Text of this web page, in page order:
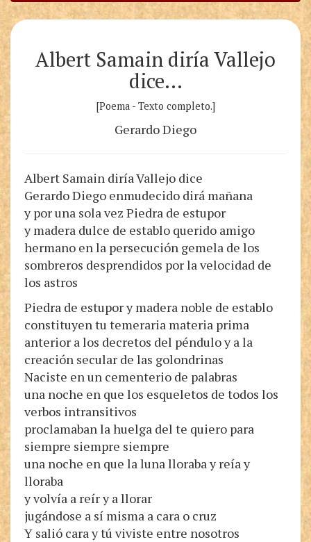
Albert Samain diría Vallejo
dice…
[Poema - Texto completo.]
Gerardo Diego
Albert Samain diría Vallejo dice
Gerardo Diego enmudecido dirá mañana
y por una sola vez Piedra de estupor
y madera dulce de establo querido amigo
hermano en la persecución gemela de los
sombreros desprendidos por la velocidad de
los astros
Piedra de estupor y madera noble de establo
constituyen tu temeraria materia prima
anterior a los decretos del péndulo y a la
creación secular de las golondrinas
Naciste en un cementerio de palabras
una noche en que los esqueletos de todos los
verbos intransitivos
proclamaban la huelga del te quiero para
siempre siempre siempre
una noche en que la luna lloraba y reía y
lloraba
y volvía a reír y a llorar
jugándose a sí misma a cara o cruz
Y salió cara y tú viviste entre nosotros